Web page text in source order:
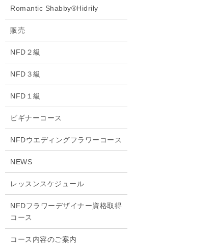
Romantic Shabby®Hidrily
販売
NFD２級
NFD３級
NFD１級
ビギナーコース
NFDウエディングフラワーコース
NEWS
レッスンスケジュール
NFDフラワーデザイナー資格取得
コース
コース内容のご案内